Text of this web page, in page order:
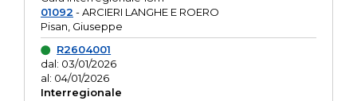
01092 - ARCIERI LANGHE E ROERO
Pisan, Giuseppe
R2604001
dal: 03/01/2026
al: 04/01/2026
Interregionale